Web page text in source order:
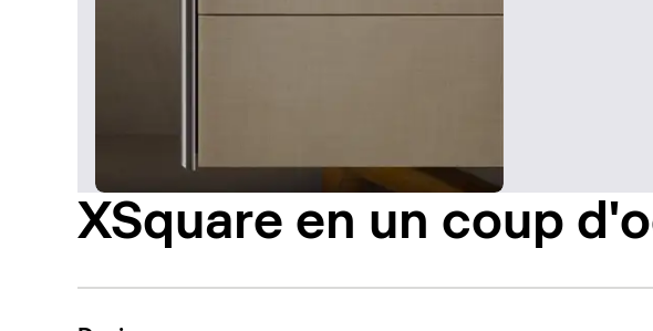
XSquare en un coup